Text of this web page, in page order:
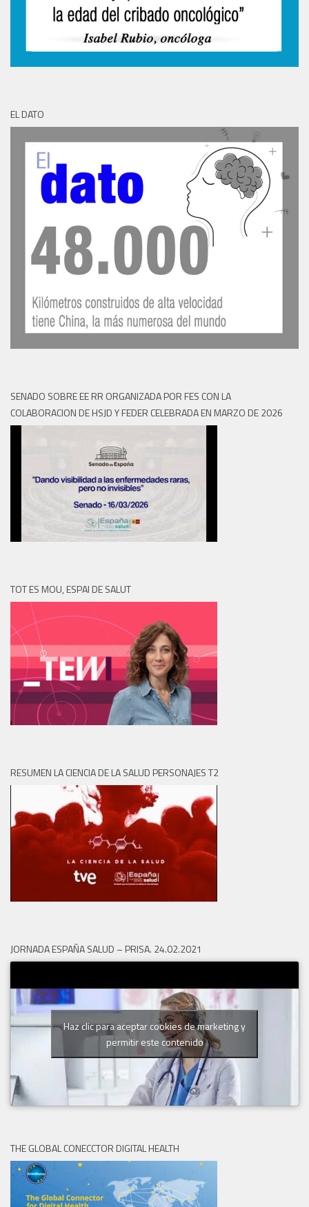
EL DATO
SENADO SOBRE EE RR ORGANIZADA POR FES CON LA
COLABORACION DE HSJD Y FEDER CELEBRADA EN MARZO DE 2026
TOT ES MOU, ESPAI DE SALUT
RESUMEN LA CIENCIA DE LA SALUD PERSONAJES T2
JORNADA ESPAÑA SALUD – PRISA. 24.02.2021
Haz clic para aceptar cookies de marketing y
permitir este contenido
THE GLOBAL CONECCTOR DIGITAL HEALTH